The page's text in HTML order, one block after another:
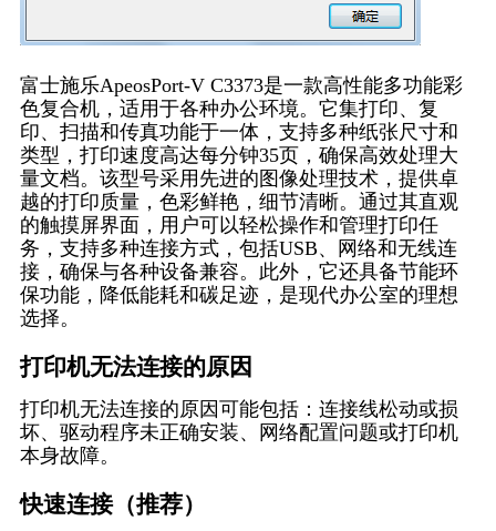
富士施乐ApeosPort-V C3373是一款高性能多功能彩
色复合机，适用于各种办公环境。它集打印、复
印、扫描和传真功能于一体，支持多种纸张尺寸和
类型，打印速度高达每分钟35页，确保高效处理大
量文档。该型号采用先进的图像处理技术，提供卓
越的打印质量，色彩鲜艳，细节清晰。通过其直观
的触摸屏界面，用户可以轻松操作和管理打印任
务，支持多种连接方式，包括USB、网络和无线连
接，确保与各种设备兼容。此外，它还具备节能环
保功能，降低能耗和碳足迹，是现代办公室的理想
选择。
打印机无法连接的原因
打印机无法连接的原因可能包括：连接线松动或损
坏、驱动程序未正确安装、网络配置问题或打印机
本身故障。
快速连接（推荐）